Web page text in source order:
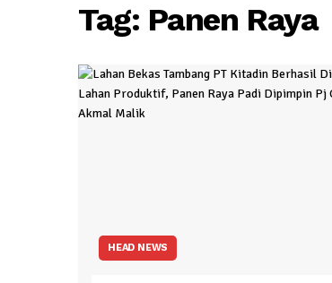
Tag: Panen Raya
HEAD NEWS